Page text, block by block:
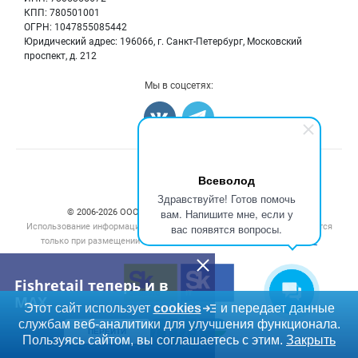
Всеволод
Здравствуйте! Готов помочь
вам. Напишите мне, если у
вас появятся вопросы.
Fishretail теперь и в
MAX
ПЕРЕЙТИ
КПП: 780501001
ОГРН: 1047855085442
Юридический адрес: 196066, г. Санкт-Петербург, Московский
проспект, д. 212
Блог
Мы в соцсетях:
Счетчики, авторское право, логотипы
© 2006‑2026 ООО “Инлайн”. 12+ Все права защищены.
Использование информации, размещенной на данном сайте, допускается
только при размещении активной гиперссылки на сайт
fishretail.ru
Этот сайт использует cookies
и передает данные
службам веб-аналитики для улучшения функционала.
Пользуясь сайтом, вы соглашаетесь с этим. Закрыть